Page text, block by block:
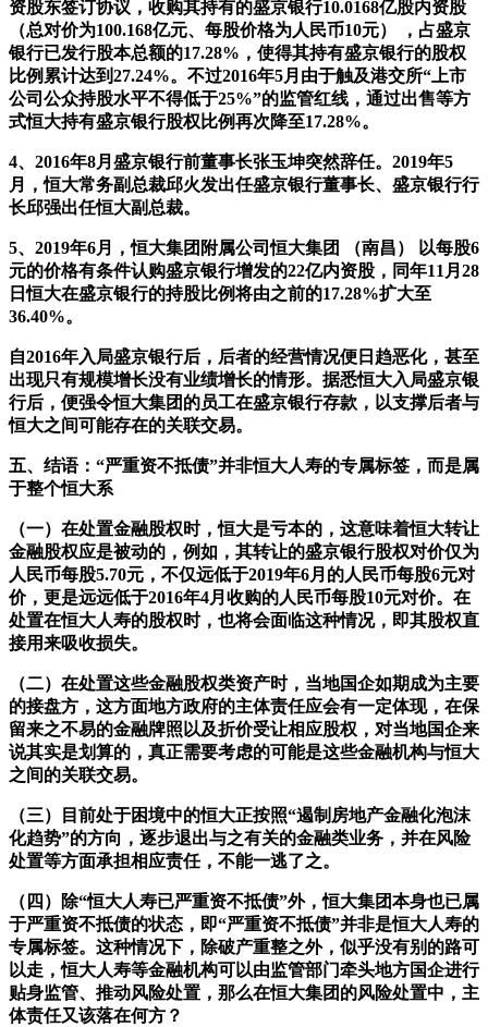
资股东签订协议，收购其持有的盛京银行10.0168亿股内资股
（总对价为100.168亿元、每股价格为人民币10元） ，占盛京
银行已发行股本总额的17.28%，使得其持有盛京银行的股权
比例累计达到27.24%。不过2016年5月由于触及港交所“上市
公司公众持股水平不得低于25%”的监管红线，通过出售等方
式恒大持有盛京银行股权比例再次降至17.28%。
4、2016年8月盛京银行前董事长张玉坤突然辞任。2019年5
月，恒大常务副总裁邱火发出任盛京银行董事长、盛京银行行
长邱强出任恒大副总裁。
5、2019年6月，恒大集团附属公司恒大集团 （南昌） 以每股6
元的价格有条件认购盛京银行增发的22亿内资股，同年11月28
日恒大在盛京银行的持股比例将由之前的17.28%扩大至
36.40%。
自2016年入局盛京银行后，后者的经营情况便日趋恶化，甚至
出现只有规模增长没有业绩增长的情形。据悉恒大入局盛京银
行后，便强令恒大集团的员工在盛京银行存款，以支撑后者与
恒大之间可能存在的关联交易。
五、结语：“严重资不抵债”并非恒大人寿的专属标签，而是属
于整个恒大系
（一）在处置金融股权时，恒大是亏本的，这意味着恒大转让
金融股权应是被动的，例如，其转让的盛京银行股权对价仅为
人民币每股5.70元，不仅远低于2019年6月的人民币每股6元对
价，更是远远低于2016年4月收购的人民币每股10元对价。在
处置在恒大人寿的股权时，也将会面临这种情况，即其股权直
接用来吸收损失。
（二）在处置这些金融股权类资产时，当地国企如期成为主要
的接盘方，这方面地方政府的主体责任应会有一定体现，在保
留来之不易的金融牌照以及折价受让相应股权，对当地国企来
说其实是划算的，真正需要考虑的可能是这些金融机构与恒大
之间的关联交易。
（三）目前处于困境中的恒大正按照“遏制房地产金融化泡沫
化趋势”的方向，逐步退出与之有关的金融类业务，并在风险
处置等方面承担相应责任，不能一逃了之。
（四）除“恒大人寿已严重资不抵债”外，恒大集团本身也已属
于严重资不抵债的状态，即“严重资不抵债”并非是恒大人寿的
专属标签。这种情况下，除破产重整之外，似乎没有别的路可
以走，恒大人寿等金融机构可以由监管部门牵头地方国企进行
贴身监管、推动风险处置，那么在恒大集团的风险处置中，主
体责任又该落在何方？